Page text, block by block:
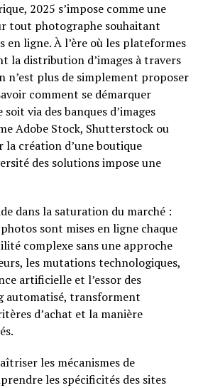
2025 s’impose comme une
tout photographe souhaitant
en ligne. À l’ère où les plateformes
la distribution d’images à travers
n’est plus de simplement proposer
comment se démarquer
via des banques d’images
Adobe Stock, Shutterstock ou
la création d’une boutique
des solutions impose une
dans la saturation du marché :
sont mises en ligne chaque
complexe sans une approche
les mutations technologiques,
artificielle et l’essor des
automatisé, transforment
d’achat et la manière
les mécanismes de
les spécificités des sites